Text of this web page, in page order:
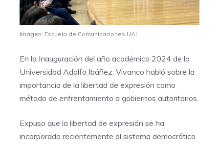
Imagen: Escuela de Comunicaciones UAI
En la Inauguración del año académico 2024 de la
Universidad Adolfo Ibáñez, Vivanco habló sobre la
importancia de la libertad de expresión como
método de enfrentamiento a gobiernos autoritarios.
Expuso que la libertad de expresión se ha
incorporado recientemente al sistema democrático